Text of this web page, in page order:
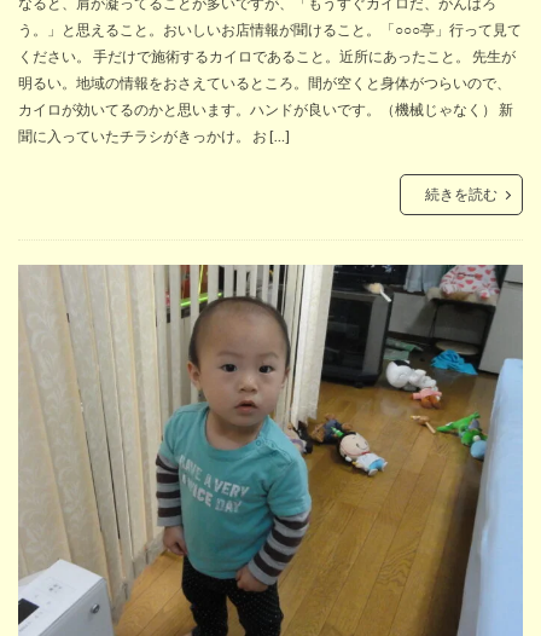
う。」と思えること。おいしいお店情報が聞けること。「○○○亭」行って見て
ください。 手だけで施術するカイロであること。近所にあったこと。 先生が
明るい。地域の情報をおさえているところ。間が空くと身体がつらいので、
カイロが効いてるのかと思います。ハンドが良いです。（機械じゃなく） 新
聞に入っていたチラシがきっかけ。 お […]
続きを読む